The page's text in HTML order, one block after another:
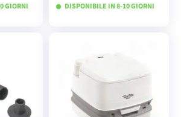
GIORNI DISPONIBILE IN 8-10 GIORNI
MODELLI